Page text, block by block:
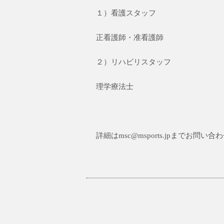
１）看護スタッフ
正看護師・准看護師
２）リハビリスタッフ
理学療法士
詳細はmsc@msports.jpまでお問い合わ